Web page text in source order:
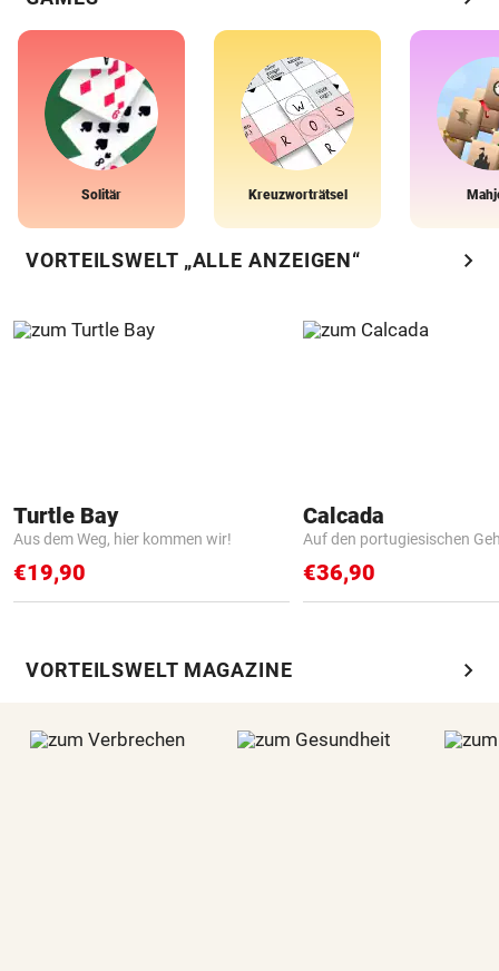
Solitär Kreuzworträtsel
VORTEILSWELT „ALLE ANZEIGEN“ chevron_right
Turtle Bay
Aus dem Weg, hier kommen wir!
€19,90
Calcada
Auf den portugiesischen
€36,90
VORTEILSWELT MAGAZINE chevron_right